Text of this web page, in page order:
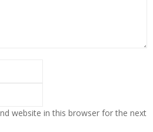
website in this browser for the next